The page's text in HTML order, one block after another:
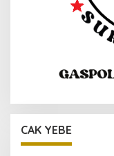
CAK YEBE